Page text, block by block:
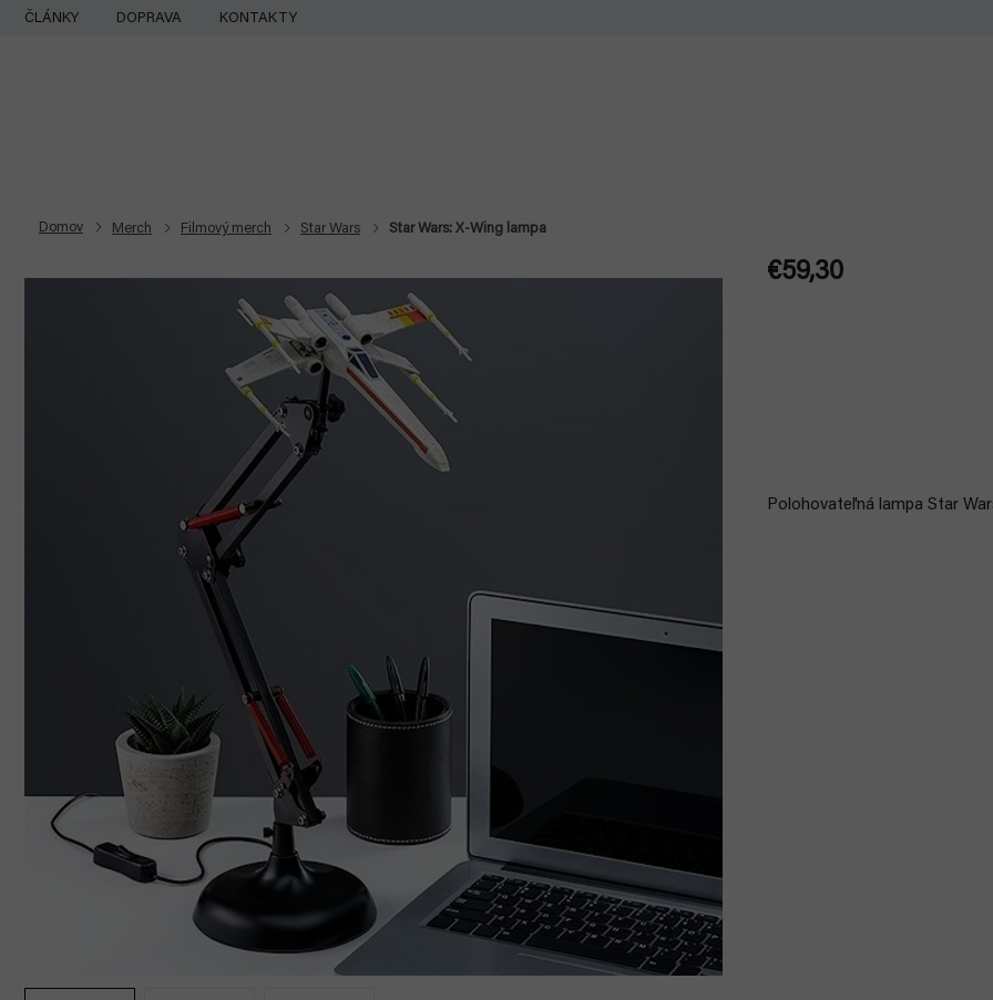
Prejsť
ČLÁNKY DOPRAVA KONTAKTY
Domov Merch Filmový merch Star Wars Star Wars: X-Wing lampa
€59,30
Polohovateľná lampa Star